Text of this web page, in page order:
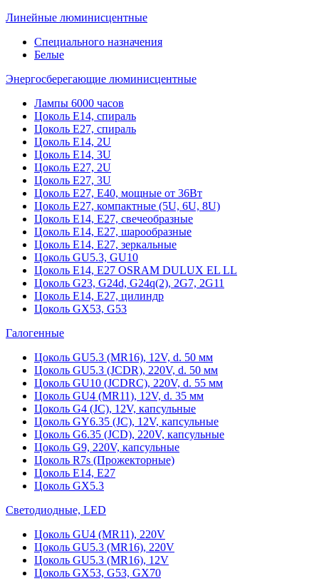
Линейные люминисцентные
Специального назначения
Белые
Энергосберегающие люминисцентные
Лампы 6000 часов
Цоколь Е14, спираль
Цоколь Е27, спираль
Цоколь Е14, 2U
Цоколь Е14, 3U
Цоколь Е27, 2U
Цоколь Е27, 3U
Цоколь Е27, Е40, мощные от 36Вт
Цоколь Е27, компактные (5U, 6U, 8U)
Цоколь Е14, Е27, свечеобразные
Цоколь Е14, Е27, шарообразные
Цоколь Е14, Е27, зеркальные
Цоколь GU5.3, GU10
Цоколь Е14, Е27 OSRAM DULUX EL LL
Цоколь G23, G24d, G24q(2), 2G7, 2G11
Цоколь Е14, Е27, цилиндр
Цоколь GX53, G53
Галогенные
Цоколь GU5.3 (MR16), 12V, d. 50 мм
Цоколь GU5.3 (JCDR), 220V, d. 50 мм
Цоколь GU10 (JCDRC), 220V, d. 55 мм
Цоколь GU4 (MR11), 12V, d. 35 мм
Цоколь G4 (JC), 12V, капсульные
Цоколь GY6.35 (JC), 12V, капсульные
Цоколь G6.35 (JCD), 220V, капсульные
Цоколь G9, 220V, капсульные
Цоколь R7s (Прожекторные)
Цоколь E14, E27
Цоколь GX5.3
Светодиодные, LED
Цоколь GU4 (MR11), 220V
Цоколь GU5.3 (MR16), 220V
Цоколь GU5.3 (MR16), 12V
Цоколь GX53, G53, GX70